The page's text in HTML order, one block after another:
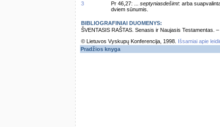
3
Pr 46,27: ... septyniasdešimt: arba
dviem sūnumis.
BIBLIOGRAFINIAI DUOMENYS:
ŠVENTASIS RAŠTAS. Senasis ir Naujasis Testamentas.
© Lietuvos Vyskupų Konferencija, 1998.
Išsamiai apie
Pradžios knyga